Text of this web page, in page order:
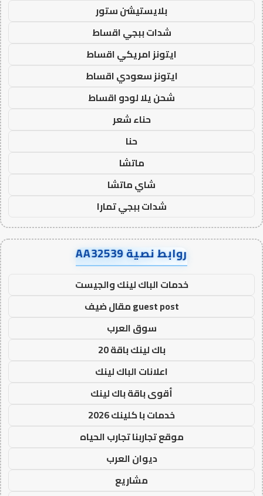
بلايستيشن ستور
شدات ببجي اقساط
ايتونز امريكي اقساط
ايتونز سعودي اقساط
شحن يلا لودو اقساط
حناء شعر
حنا
ماتشا
شاي ماتشا
شدات ببجي تمارا
روابط نصية AA32539
خدمات الباك لينك والجيست
guest post مقال ضيف
سوق العرب
باك لينك باقة 20
اعلانات الباك لينك
أقوى باقة باك لينك
خدمات با كلينك 2026
موقع تجاربنا تجارب الحياه
ديوان العرب
مشاريع